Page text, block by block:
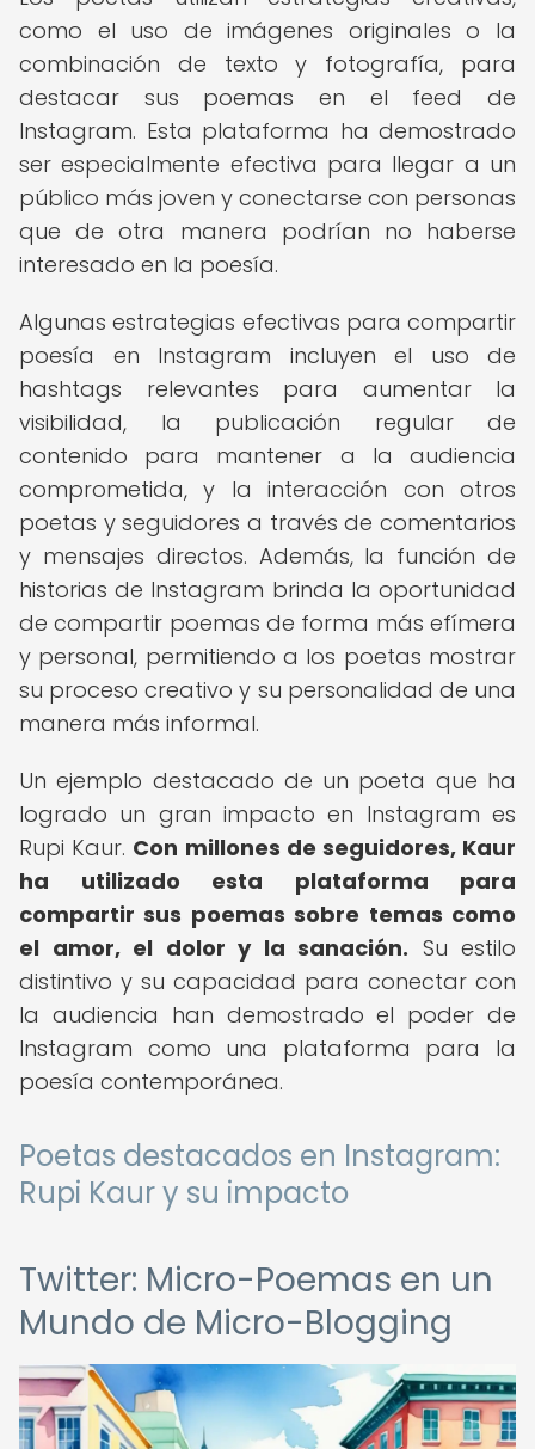
como el uso de imágenes originales o la
combinación de texto y fotografía, para
destacar sus poemas en el feed de
Instagram. Esta plataforma ha demostrado
ser especialmente efectiva para llegar a un
público más joven y conectarse con personas
que de otra manera podrían no haberse
interesado en la poesía.
Algunas estrategias efectivas para compartir
poesía en Instagram incluyen el uso de
hashtags relevantes para aumentar la
visibilidad, la publicación regular de
contenido para mantener a la audiencia
comprometida, y la interacción con otros
poetas y seguidores a través de comentarios
y mensajes directos. Además, la función de
historias de Instagram brinda la oportunidad
de compartir poemas de forma más efímera
y personal, permitiendo a los poetas mostrar
su proceso creativo y su personalidad de una
manera más informal.
Un ejemplo destacado de un poeta que ha
logrado un gran impacto en Instagram es
Rupi Kaur. Con millones de seguidores, Kaur
ha utilizado esta plataforma para
compartir sus poemas sobre temas como
el amor, el dolor y la sanación. Su estilo
distintivo y su capacidad para conectar con
la audiencia han demostrado el poder de
Instagram como una plataforma para la
poesía contemporánea.
Poetas destacados en Instagram:
Rupi Kaur y su impacto
Twitter: Micro-Poemas en un
Mundo de Micro-Blogging